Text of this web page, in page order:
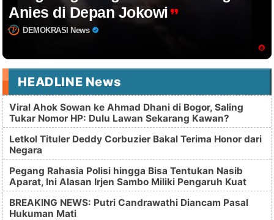
Anies di Depan Jokowi
DEMOKRASI News
HEADLINE News
Viral Ahok Sowan ke Ahmad Dhani di Bogor, Saling
Tukar Nomor HP: Dulu Lawan Sekarang Kawan?
Letkol Tituler Deddy Corbuzier Bakal Terima Honor dari
Negara
Pegang Rahasia Polisi hingga Bisa Tentukan Nasib
Aparat, Ini Alasan Irjen Sambo Miliki Pengaruh Kuat
BREAKING NEWS: Putri Candrawathi Diancam Pasal
Hukuman Mati